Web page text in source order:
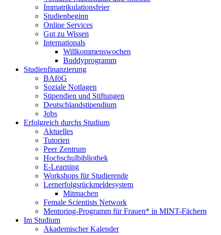
Immatrikulationsfeier
Studienbeginn
Online Services
Gut zu Wissen
Internationals
Willkommenswochen
Buddyprogramm
Studienfinanzierung
BAföG
Soziale Notlagen
Stipendien und Stiftungen
Deutschlandstipendium
Jobs
Erfolgreich durchs Studium
Aktuelles
Tutorien
Peer Zentrum
Hochschulbibliothek
E-Learning
Workshops für Studierende
Lernerfolgsrückmeldesystem
Mitmachen
Female Scientists Network
Mentoring-Programm für Frauen* in MINT-Fächern
Im Studium
Akademischer Kalender